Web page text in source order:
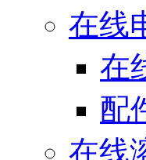
在线
在
配
在线